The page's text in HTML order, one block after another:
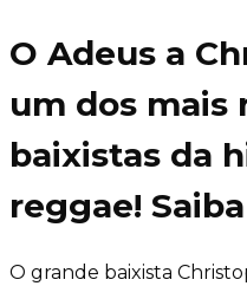
O Adeus a
um dos mais
baixistas da
reggae!
O grande baixista